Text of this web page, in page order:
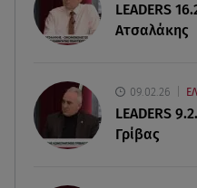
06.08.26 , 16:50
06.08.26 , 16:25
Μικαέλα Κάσαρη:
LEADERS
Ατσαλάκης
09.02.26
LEADERS
Γρίβας